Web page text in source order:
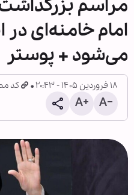
مراسم
امام خامنه‌ای در
می‌شود + پوستر
۱۸ فروردین ۱۴۰۵ - ۲۰:۴۳ کد مطلب: